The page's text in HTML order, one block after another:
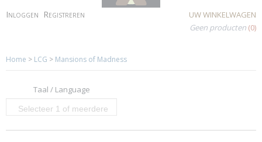
Inloggen Registreren
UW WINKELWAGEN
Geen producten (0)
Home > LCG > Mansions of Madness
Taal / Language
Selecteer 1 of meerdere